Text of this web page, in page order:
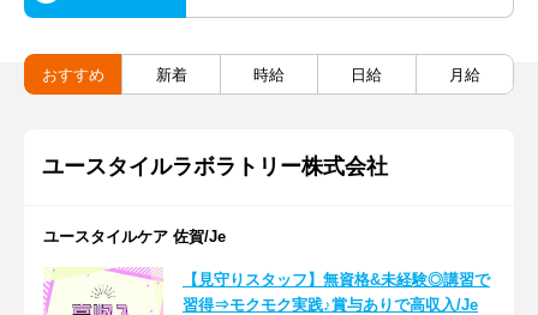
おすすめ 新着 時給 日給 月給
ユースタイルラボラトリー株式会社
ユースタイルケア 佐賀/Je
【見守りスタッフ】無資格&未経験◎講習で
習得⇒モクモク実践♪賞与ありで高収入/Je